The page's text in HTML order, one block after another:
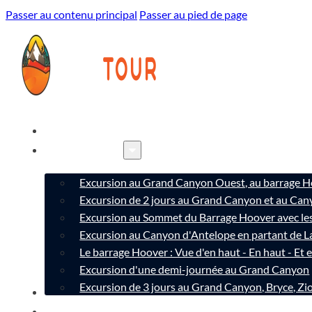
Passer au contenu principal Passer au pied de page
Excursion au Grand Canyon Ouest, au barrage
Excursion de 2 jours au Grand Canyon et au
Excursion au Sommet du Barrage Hoover avec
Excursion au Canyon d'Antelope en partant de
Le barrage Hoover : Vue d'en haut - En haut - Et
Excursion d'une demi-journée au Grand Canyon
Excursion de 3 jours au Grand Canyon, Bryce,
A PROPOS